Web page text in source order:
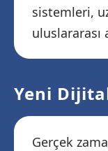
sistemleri,
Yeni
Gerçek